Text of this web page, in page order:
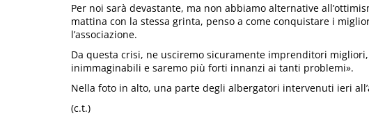
Per noi sarà devastante, ma non abbiamo alternative
mattina con la stessa grinta, penso a come conquistare i
l’associazione.
Da questa crisi, ne usciremo sicuramente imprenditori
inimmaginabili e saremo più forti innanzi ai tanti problemi».
Nella foto in alto, una parte degli albergatori intervenuti ieri
(c.t.)